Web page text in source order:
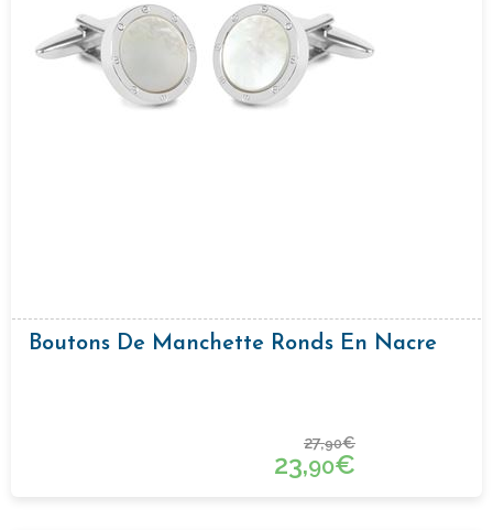
Boutons De Manchette Ronds En Nacre
27,90€
23,90€